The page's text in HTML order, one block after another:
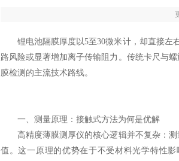
锂电池隔膜厚度以5至30微米计，却直接左
路风险或显著增加离子传输阻力。传统卡尺与
膜检测的主流技术路线。
一、测量原理：接触式方法为何是优解
高精度薄膜测厚仪的核心逻辑并不复杂：测
值。这一原理的优势在于不受材料光学特性